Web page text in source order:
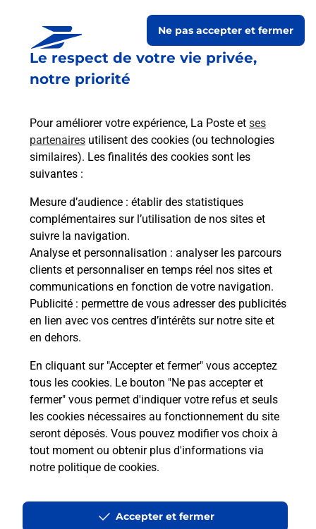
Le respect de votre vie privée,
notre priorité
Pour améliorer votre expérience, La Poste et ses
partenaires utilisent des cookies (ou technologies
similaires). Les finalités des cookies sont les
suivantes :
Mesure d’audience : établir des statistiques
complémentaires sur l’utilisation de nos sites et
suivre la navigation.
Analyse et personnalisation : analyser les parcours
clients et personnaliser en temps réel nos sites et
communications en fonction de votre navigation.
Publicité : permettre de vous adresser des publicités
en lien avec vos centres d’intérêts sur notre site et
en dehors.
En cliquant sur "Accepter et fermer" vous acceptez
tous les cookies. Le bouton "Ne pas accepter et
fermer" vous permet d'indiquer votre refus et seuls
les cookies nécessaires au fonctionnement du site
seront déposés. Vous pouvez modifier vos choix à
tout moment ou obtenir plus d'informations via
notre politique de cookies.
Ne pas accepter et fermer
Accepter et fermer
Boîte aux lettres La Poste
2 Route De Rouvroy
08150 Murtin Et Bogny
Le lien s'ouvre dans un nouvel onglet
Boîte aux lettres La Poste
Collecte du courrier aujourd'hui à 09h00
Place De L Eglise
08150 Murtin Et Bogny
Le lien s'ouvre dans un nouvel onglet
Localiser Liste Boîtes aux lettres Ardennes Murtin Et Bogny
Accessibilité : partiellement conforme